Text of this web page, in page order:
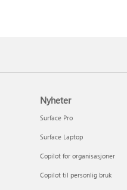
Nyheter
Surface Pro
Surface Laptop
Copilot for organisasjoner
Copilot til personlig bruk